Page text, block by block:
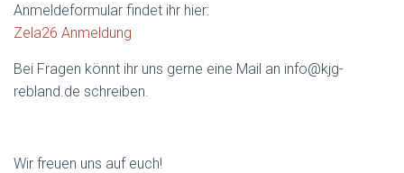
Anmeldeformular findet ihr hier:
Zela26 Anmeldung
Bei Fragen könnt ihr uns gerne eine Mail an info@kjg-
rebland.de schreiben.
Wir freuen uns auf euch!